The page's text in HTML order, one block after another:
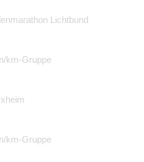
Lichtbund
km-Gruppe
km-Gruppe